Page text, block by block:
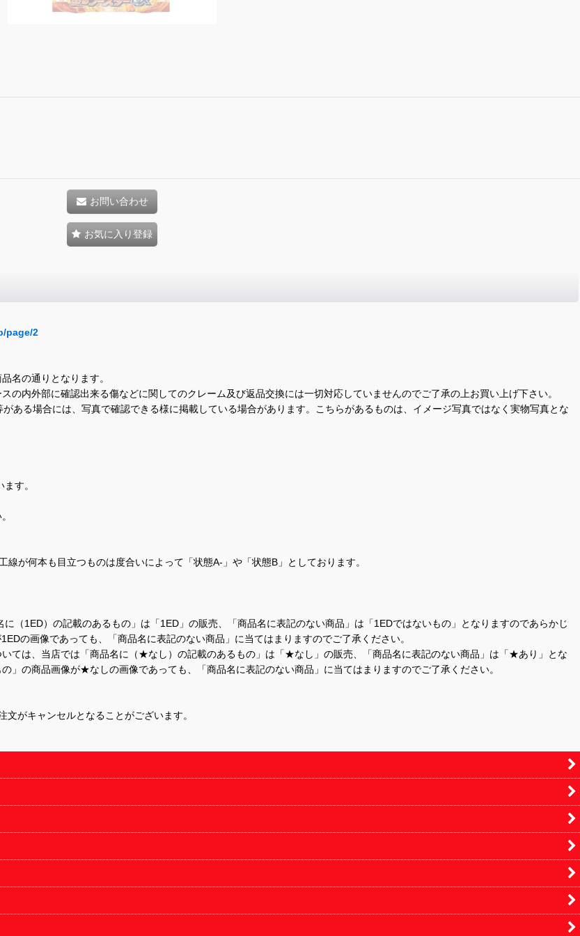
お問い合わせ
お気に入り登録
page/2
名の通りとなります。
内外部に確認出来る傷などに関してのクレーム及び返品交換には一切対応していませんのでご了承の上お買い上げ下さい。
ある場合には、写真で確認できる様に掲載している場合があります。こちらがあるものは、イメージ写真ではなく実物写真とな
す。
が何本も目立つものは度合いによって「状態A-」や「状態B」としております。
（1ED）の記載のあるもの」は「1ED」の販売、「商品名に表記のない商品」は「1EDではないもの」となりますのであらかじ
の画像であっても、「商品名に表記のない商品」に当てはまりますのでご了承ください。
ては、当店では「商品名に（★なし）の記載のあるもの」は「★なし」の販売、「商品名に表記のない商品」は「★あり」とな
の商品画像が★なしの画像であっても、「商品名に表記のない商品」に当てはまりますのでご了承ください。
がキャンセルとなることがございます。